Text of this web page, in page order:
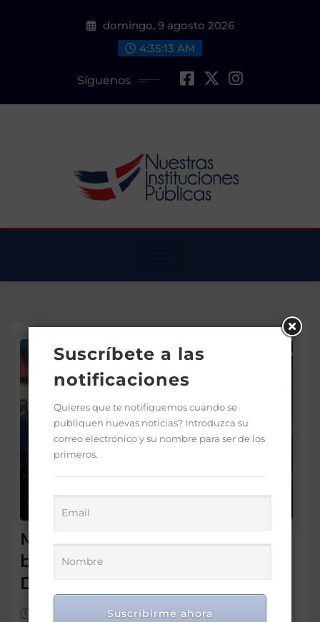
domingo, 9 agosto 2026
4:35:13 AM
Síguenos
MESCyT firma acuerdo para
becas con Universidad
Dominicana San Valero
May 20, 2025 0
Suscríbete a las
notificaciones
Quieres que te notifiquemos cuando se
publiquen nuevas noticias? Introduzca su
correo electrónico y su nombre para ser de los
primeros.
Suscribirme ahora